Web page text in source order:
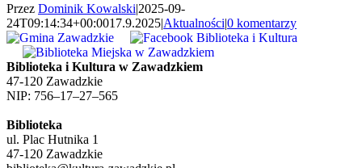
Przez Dominik Kowalski|2025-09-
24T09:14:34+00:0017.9.2025|Aktualności|0 komentarzy
Biblioteka i Kultura w Zawadzkiem
47-120 Zawadzkie
NIP: 756–17–27–565
Biblioteka
ul. Plac Hutnika 1
47-120 Zawadzkie